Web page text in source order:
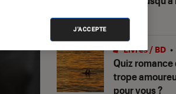
Quiz romance
trope
pour vous ?
Livres / BD •
J'ACCEPTE